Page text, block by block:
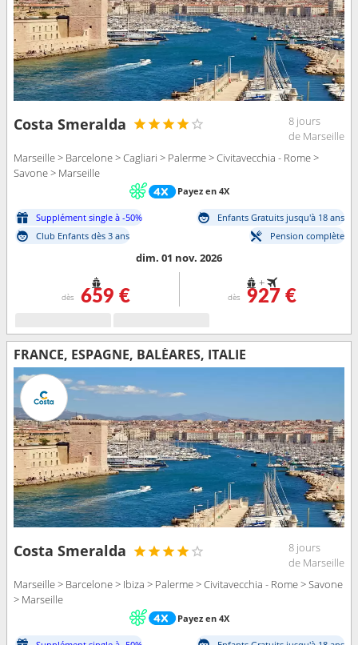
Costa Smeralda
8 jours
de Marseille
Marseille > Barcelone > Cagliari > Palerme > Civitavecchia - Rome >
Savone > Marseille
Payez en 4X
Supplément single à -50%
Enfants Gratuits jusqu'à 18 ans
Club Enfants dès 3 ans
Pension complète
dim. 01 nov. 2026
dès 659 €
+
dès 927 €
FRANCE, ESPAGNE, BALÉARES, ITALIE
Costa Smeralda
8 jours
de Marseille
Marseille > Barcelone > Ibiza > Palerme > Civitavecchia - Rome > Savone
> Marseille
Payez en 4X